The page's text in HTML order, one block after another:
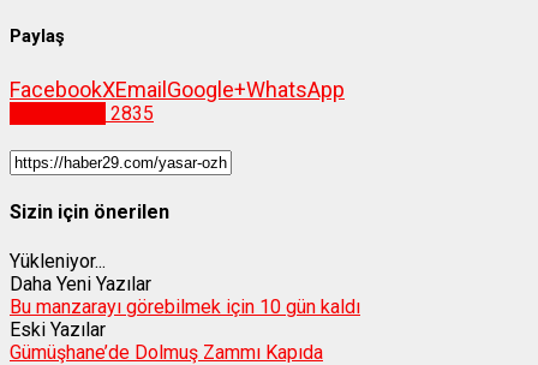
Paylaş
FacebookXEmailGoogle+WhatsApp
2835
Sizin için önerilen
Yükleniyor...
Daha Yeni Yazılar
Bu manzarayı görebilmek için 10 gün kaldı
Eski Yazılar
Gümüşhane’de Dolmuş Zammı Kapıda